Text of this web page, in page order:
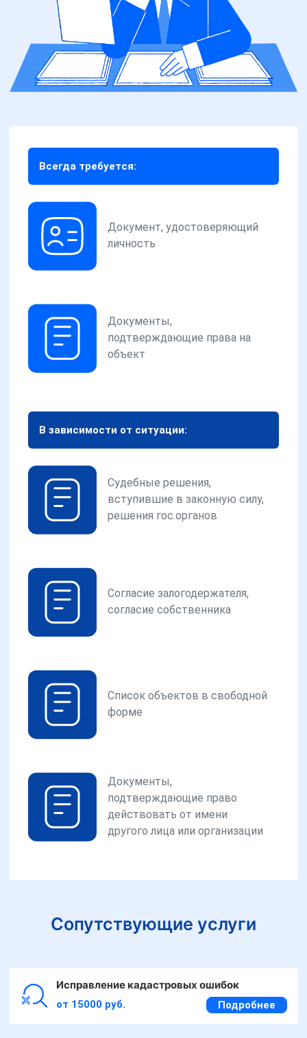
Всегда требуется:
Документ, удостоверяющий
личность
Документы,
подтверждающие права на
объект
В зависимости от ситуации:
Судебные решения,
вступившие в законную силу,
решения гос.органов
Согласие залогодержателя,
согласие собственника
Список объектов в свободной
форме
Документы,
подтверждающие право
действовать от имени
другого лица или организации
Сопутствующие услуги
Исправление кадастровых ошибок
от 15000 руб. Подробнее